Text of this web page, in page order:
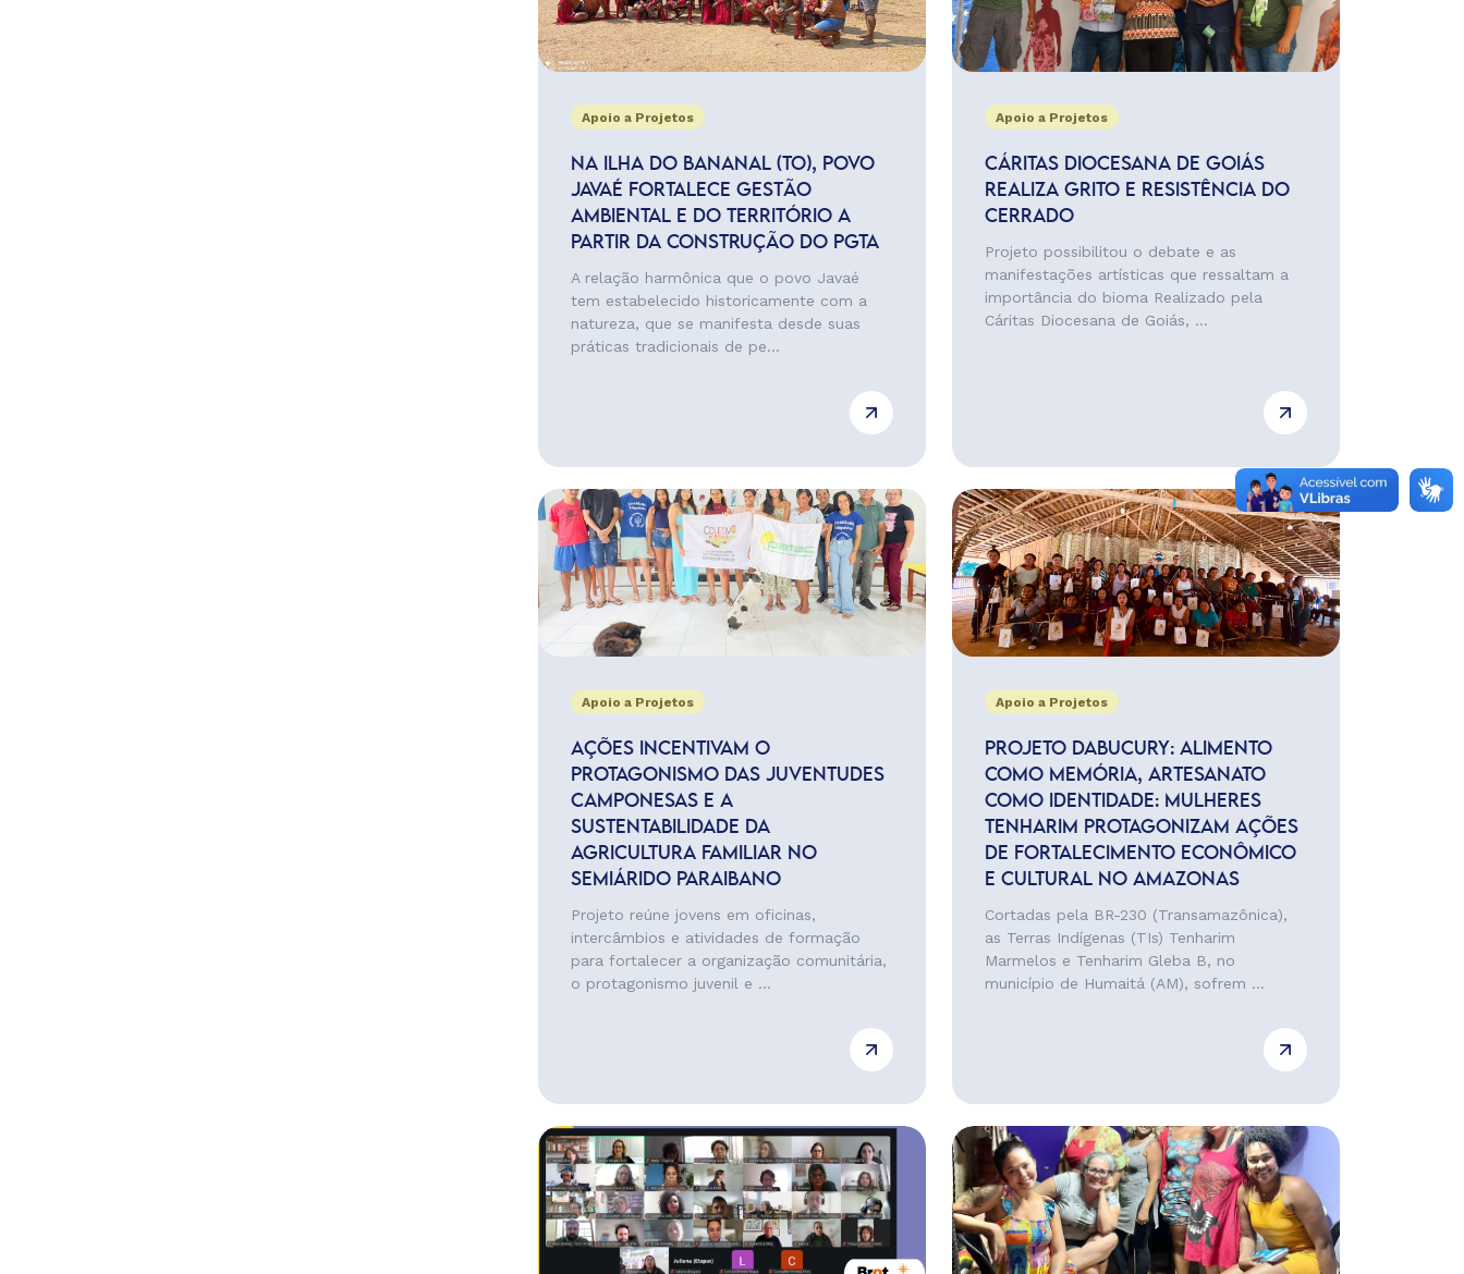
Apoio a Projetos
NA ILHA DO BANANAL (TO), POVO
JAVAÉ FORTALECE GESTÃO
AMBIENTAL E DO TERRITÓRIO A
PARTIR DA CONSTRUÇÃO DO PGTA
A relação harmônica que o povo Javaé
tem estabelecido historicamente com a
natureza, que se manifesta desde suas
práticas tradicionais de pe...
Apoio a Projetos
CÁRITAS DIOCESANA DE GOIÁS
REALIZA GRITO E RESISTÊNCIA DO
CERRADO
Projeto possibilitou o debate e as
manifestações artísticas que ressaltam a
importância do bioma Realizado pela
Cáritas Diocesana de Goiás, ...
Apoio a Projetos
AÇÕES INCENTIVAM O
PROTAGONISMO DAS JUVENTUDES
CAMPONESAS E A
SUSTENTABILIDADE DA
AGRICULTURA FAMILIAR NO
SEMIÁRIDO PARAIBANO
Projeto reúne jovens em oficinas,
intercâmbios e atividades de formação
para fortalecer a organização comunitária,
o protagonismo juvenil e ...
Apoio a Projetos
PROJETO DABUCURY: ALIMENTO
COMO MEMÓRIA, ARTESANATO
COMO IDENTIDADE: MULHERES
TENHARIM PROTAGONIZAM AÇÕES
DE FORTALECIMENTO ECONÔMICO
E CULTURAL NO AMAZONAS
Cortadas pela BR-230 (Transamazônica),
as Terras Indígenas (TIs) Tenharim
Marmelos e Tenharim Gleba B, no
município de Humaitá (AM), sofrem ...